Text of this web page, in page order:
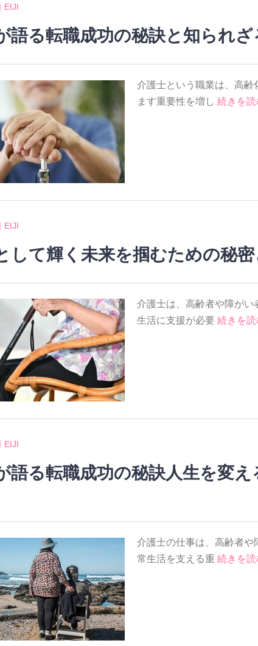
EIJI
語る転職成功の秘訣と知られ
介護士という職業は、高齢
ます重要性を増し続きを
EIJI
して輝く未来を掴むための秘密
介護士は、高齢者や障がい
生活に支援が必要続きを
EIJI
語る転職成功の秘訣人生を変え
介護士の仕事は、高齢者や
常生活を支える重続きを